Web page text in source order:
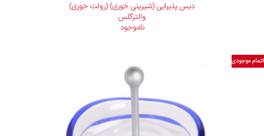
دیس پذیرایی (شیرینی خوری) (رولت خوری)
والترگلس
ناموجود
اتمام موجودی